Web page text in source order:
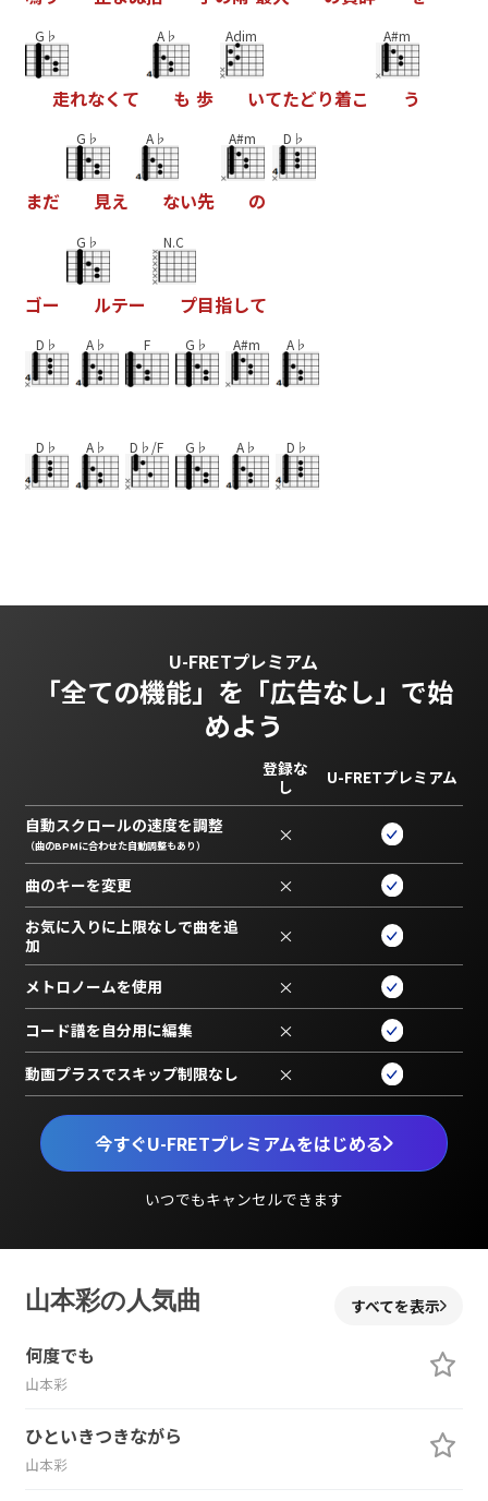
G♭
走れなく て
A♭
も 歩
Adim
いてたどり着こ
A#m
う
まだ
G♭
見え
A♭
ない先
A#m
の
D♭
ゴー
G♭
ルテー
N.C
プ目指して
D♭ A♭ F G♭ A#m A♭
D♭ A♭ D♭/F G♭ A♭ D♭
U-FRETプレミアム
「全ての機能」を 「広告なし」で始
めよう
今すぐU-FRETプレミアムをはじめる
いつでもキャンセルできます
登録な
し
U-FRETプレミアム
自動スクロールの速度を調整
（曲のBPMに合わせた自動調整もあり） ×
曲のキーを変更 ×
お気に入りに上限なしで曲を追
加
×
メトロノームを使用 ×
コード譜を自分用に編集 ×
動画プラスでスキップ制限なし ×
山本彩の人気曲 すべてを表示
何度でも
山本彩
ひといきつきながら
山本彩